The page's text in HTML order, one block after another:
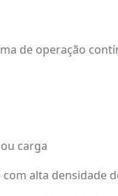
de operação
carga
alta densidade